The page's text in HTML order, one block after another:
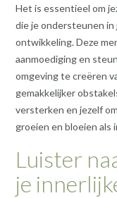
Het is essentieel om
die je ondersteunen
ontwikkeling. Deze
aanmoediging en
omgeving te creëren
gemakkelijker
versterken en jezelf
groeien en bloeien als
Luister
je